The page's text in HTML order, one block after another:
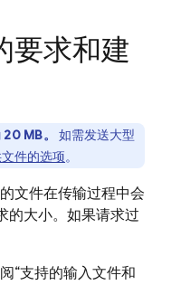
要求和建
MB。
如需发送大型
件的选项。
文件在传输过程中会
的大小。如果请求过
“支持的输入文件和